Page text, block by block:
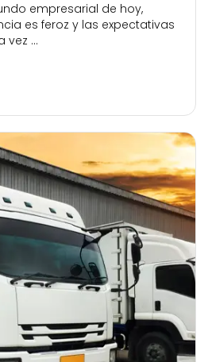
empresarial de hoy,
es feroz y las expectativas
vez ...